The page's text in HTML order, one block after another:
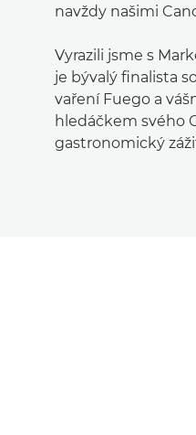
navždy našimi
Vyrazili jsme s
je bývalý finalista
vaření Fuego a
hledáčkem svého
gastronomický